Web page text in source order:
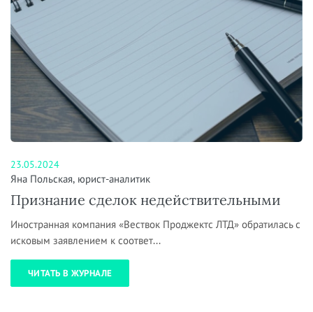
23.05.2024
Яна Польская, юрист-аналитик
Признание сделок недействительными
Иностранная компания «Вествок Проджектс ЛТД» обратилась с
исковым заявлением к соответ...
ЧИТАТЬ В ЖУРНАЛЕ